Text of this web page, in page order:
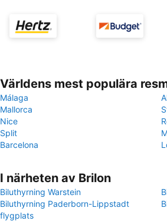
Världens mest populära
Málaga
Mallorca
Nice
Split
Barcelona
I närheten av Brilon
Biluthyrning Warstein
Biluthyrning Paderborn-Lippstadt
flygplats